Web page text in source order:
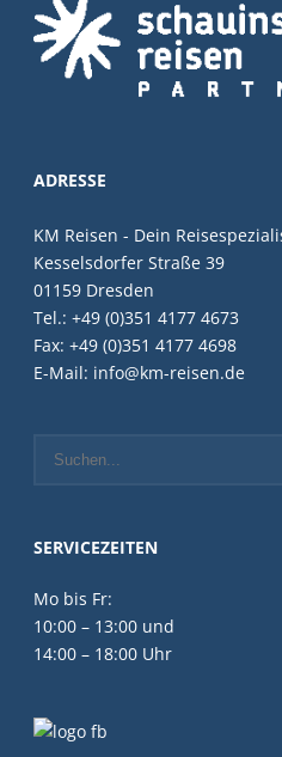
ADRESSE
KM Reisen - Dein
Kesselsdorfer Straße 39
01159 Dresden
Tel.: +49 (0)351 4177 4673
Fax: +49 (0)351 4177 4698
E-Mail: info@km-reisen.de
SERVICEZEITEN
Mo bis Fr:
10:00 – 13:00 und
14:00 – 18:00 Uhr